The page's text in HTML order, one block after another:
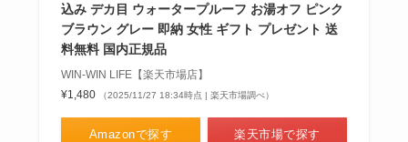
込み デカ目 ウォータープルーフ お湯オフ ピンク
ブラウン グレー 即納 女性 ギフト プレゼント 送
料無料 国内正規品
WIN-WIN LIFE【楽天市場店】
¥1,480
（2025/11/27 18:34時点 | 楽天市場調べ）
Amazonで探す 楽天市場で探す